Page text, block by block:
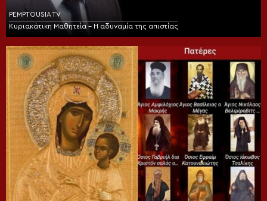
PEMPTOUSIA TV
Κυριακάτικη Μαθητεία – Η αδυναμία της απιστίας